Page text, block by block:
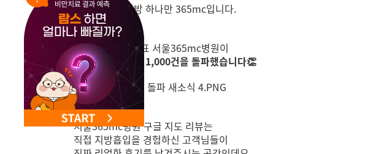
안녕하세요, 지방 하나만 365mc입니다.
지방흡입 국가대표 서울365mc병원이
드디어
구글 리뷰 1,000건을 돌파했습니다👏
서울365mc병원 구글 지도 리뷰는
직접 지방흡입을 경험하신 고객님들이